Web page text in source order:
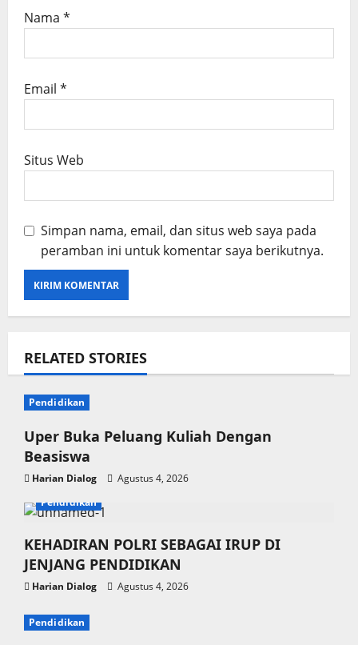
Nama *
Email *
Situs Web
Simpan nama, email, dan situs web saya pada
peramban ini untuk komentar saya berikutnya.
RELATED STORIES
Pendidikan
Uper Buka Peluang Kuliah Dengan
Beasiswa
Harian Dialog
Agustus 4, 2026
Pendidikan
KEHADIRAN POLRI SEBAGAI IRUP DI
JENJANG PENDIDIKAN
Harian Dialog Agustus 4, 2026
Pendidikan